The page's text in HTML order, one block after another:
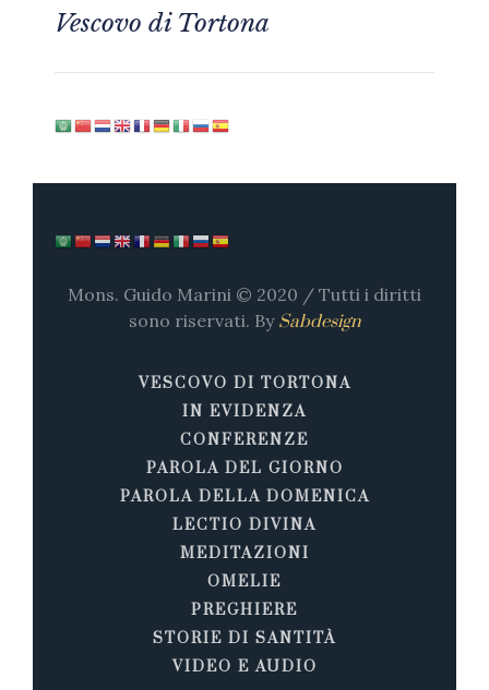
Vescovo di Tortona
Mons. Guido Marini © 2020 / Tutti i diritti
sono riservati. By Sabdesign
VESCOVO DI TORTONA
IN EVIDENZA
CONFERENZE
PAROLA DEL GIORNO
PAROLA DELLA DOMENICA
LECTIO DIVINA
MEDITAZIONI
OMELIE
PREGHIERE
STORIE DI SANTITÀ
VIDEO E AUDIO